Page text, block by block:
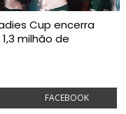
Cup encerra
milhão de
FACEBOOK